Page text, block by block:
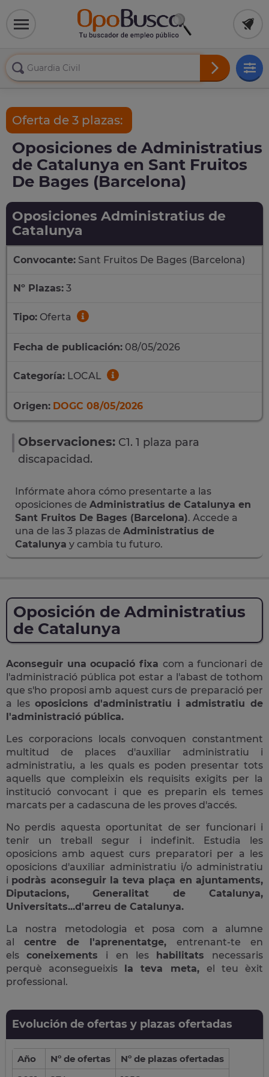
Oferta de 3 plazas:
Oposiciones de Administratius
de Catalunya en Sant Fruitos
De Bages (Barcelona)
Oposiciones Administratius de
Catalunya
Convocante: Sant Fruitos De Bages (Barcelona)
Nº Plazas: 3
Tipo: Oferta
Fecha de publicación: 08/05/2026
Categoría: LOCAL
Origen: DOGC 08/05/2026
Observaciones: C1. 1 plaza para
discapacidad.
Infórmate ahora cómo presentarte a las
oposiciones de Administratius de Catalunya en
Sant Fruitos De Bages (Barcelona). Accede a
una de las 3 plazas de Administratius de
Catalunya y cambia tu futuro.
Oposición de Administratius
de Catalunya
Aconseguir una ocupació fixa com a funcionari de
l'administració pública pot estar a l'abast de tothom
que s'ho proposi amb aquest curs de preparació per
a les oposicions d'administratiu i admistratiu de
l'administració pública.
Les corporacions locals convoquen constantment
multitud de places d'auxiliar administratiu i
administratiu, a les quals es poden presentar tots
aquells que compleixin els requisits exigits per la
institució convocant i que es preparin els temes
marcats per a cadascuna de les proves d'accés.
No perdis aquesta oportunitat de ser funcionari i
tenir un treball segur i indefinit. Estudia les
oposicions amb aquest curs preparatori per a les
oposicions d'auxiliar administratiu i/o administratiu
i podràs aconseguir la teva plaça en ajuntaments,
Diputacions, Generalitat de Catalunya,
Universitats...d'arreu de Catalunya.
La nostra metodologia et posa com a alumne
al centre de l'aprenentatge, entrenant-te en
elsconeixements i en les habilitats necessaris
perquè aconsegueixis la teva meta, el teu èxit
professional.
Evolución de ofertas y plazas ofertadas
Año Nº de ofertas
Nº de plazas ofertadas